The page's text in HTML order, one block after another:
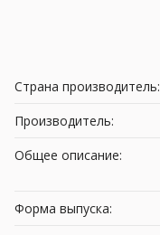
Страна производитель:
Производитель:
Общее описание:
Форма выпуска: